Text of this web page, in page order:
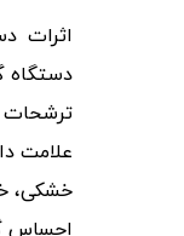
اثرات
دستگاه
علامت
خشکی،
احساس